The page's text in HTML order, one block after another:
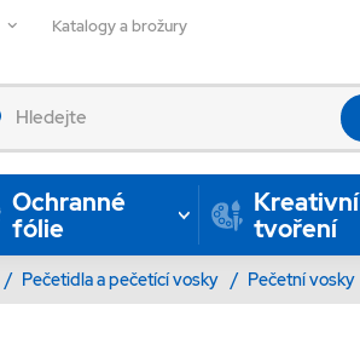
Katalogy a brožury
Ochranné
fólie
Kreativní
tvoření
/ Pečetidla a pečetící vosky / Pečetní vosky